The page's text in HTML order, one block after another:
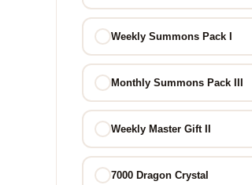
Weekly Summons Pack I
Monthly Summons Pack III
Weekly Master Gift II
7000 Dragon Crystal